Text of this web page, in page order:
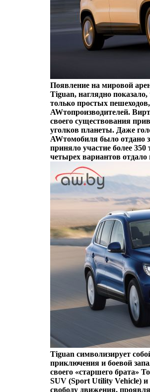
Появление на мировой
Tiguan, наглядно
только простых
AWтопроизводителей.
своего существования
уголков планеты. Даже
AWтомобиля было отдано
приняло участие более
четырех вариантов
Tiguan символизирует
приключения и боевой
своего «старшего брата»
SUV (Sport Utility Vehicle) и
свободу движения,